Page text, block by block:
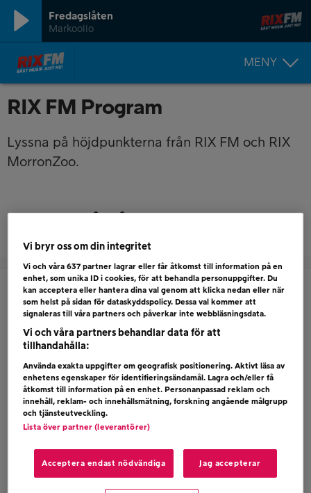
Fredagslåten
Markoolio
MENY
RIX FM Program
Lyssna på höjdpunkterna från RIX FM och RIX
MorronZoo.
Lyssnarservice - vad vill du ha
hjälp med?
Lyssna via FM Radio
Behöver du hjälp med
lyssning via din FM-
radio?
Lyssna via digitalradio
digitalradio?
Vi bryr oss om din integritet
Vi och våra637 partner lagrar eller får åtkomst till information på en
enhet, som unika ID i cookies, för att behandla personuppgifter. Du
kan acceptera eller hantera dina val genom att klicka nedan eller när
som helst på sidan för dataskyddspolicy. Dessa val kommer att
signaleras till våra partners och påverkar inte webbläsningsdata.
Vi och våra partners behandlar data för att
tillhandahålla:
Använda exakta uppgifter om geografisk positionering. Aktivt läsa av
enhetens egenskaper för identifieringsändamål. Lagra och/eller få
åtkomst till information på en enhet. Personanpassad reklam och
innehåll, reklam- och innehållsmätning, forskning angående målgrupp
och tjänsteutveckling.
Lista över partner (leverantörer)
Acceptera endast nödvändiga Jag accepterar